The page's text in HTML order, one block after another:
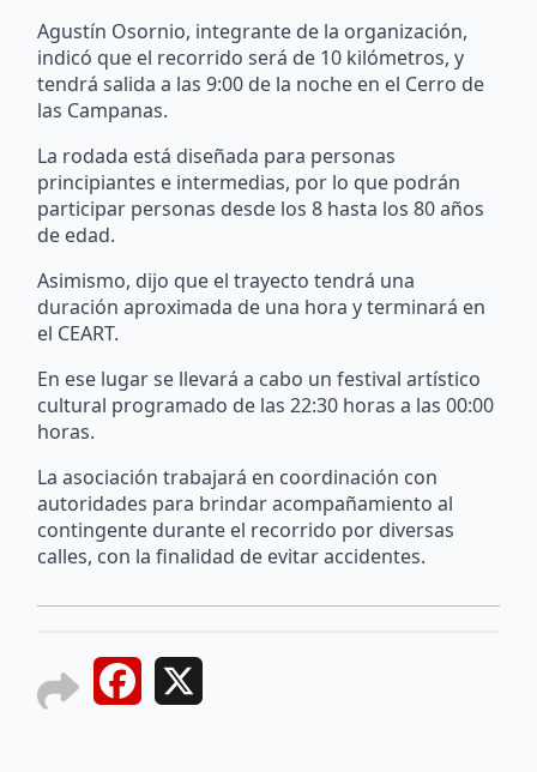
Agustín Osornio, integrante de la organización,
indicó que el recorrido será de 10 kilómetros, y
tendrá salida a las 9:00 de la noche en el Cerro de
las Campanas.
La rodada está diseñada para personas
principiantes e intermedias, por lo que podrán
participar personas desde los 8 hasta los 80 años
de edad.
Asimismo, dijo que el trayecto tendrá una
duración aproximada de una hora y terminará en
el CEART.
En ese lugar se llevará a cabo un festival artístico
cultural programado de las 22:30 horas a las 00:00
horas.
La asociación trabajará en coordinación con
autoridades para brindar acompañamiento al
contingente durante el recorrido por diversas
calles, con la finalidad de evitar accidentes.
Facebook